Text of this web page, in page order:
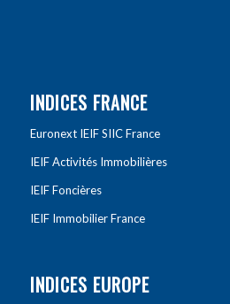
INDICES FRANCE
Euronext IEIF SIIC France
IEIF Activités Immobilières
IEIF Foncières
IEIF Immobilier France
INDICES EUROPE